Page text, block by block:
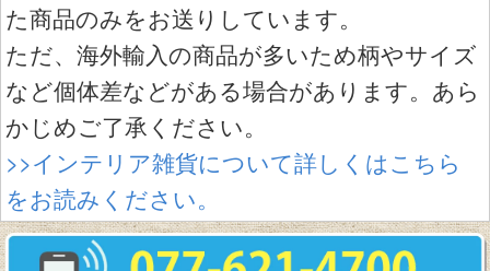
た商品のみをお送りしています。
ただ、海外輸入の商品が多いため柄やサイズ
など個体差などがある場合があります。あら
かじめご了承ください。
>>インテリア雑貨について詳しくはこちら
をお読みください。